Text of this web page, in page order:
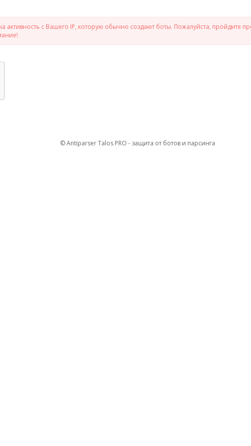
с Вашего IP, которую обычно создают боты. Пожалуйста, пройдите
© Antiparser Talos PRO - защита от ботов и парсинга